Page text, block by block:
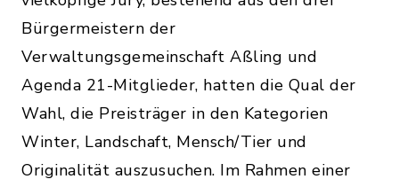
Bürgermeistern der
Verwaltungsgemeinschaft Aßling und
Agenda 21-Mitglieder, hatten die Qual der
Wahl, die Preisträger in den Kategorien
Winter, Landschaft, Mensch/Tier und
Originalität auszusuchen. Im Rahmen einer